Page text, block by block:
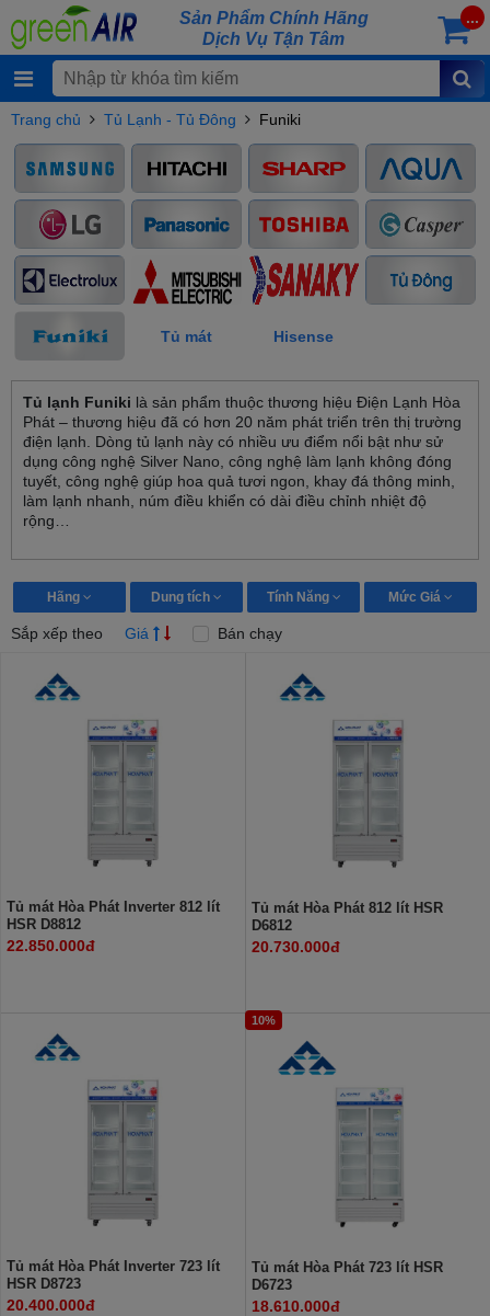
Sản Phẩm Chính Hãng
Dịch Vụ Tận Tâm
...
Trang chủ Tủ Lạnh - Tủ Đông Funiki
Tủ mát Hisense
Tủ lạnh Funiki là sản phẩm thuộc thương hiệu Điện Lạnh Hòa
Phát – thương hiệu đã có hơn 20 năm phát triển trên thị trường
điện lạnh. Dòng tủ lạnh này có nhiều ưu điểm nổi bật như sử
dụng công nghệ Silver Nano, công nghệ làm lạnh không đóng
tuyết, công nghệ giúp hoa quả tươi ngon, khay đá thông minh,
làm lạnh nhanh, núm điều khiển có dài điều chỉnh nhiệt độ
rộng…
Hãng Dung tích Tính Năng Mức Giá
Sắp xếp theo Giá Bán chạy
Tủ mát Hòa Phát Inverter 812 lít
HSR D8812
22.850.000đ
Tủ mát Hòa Phát 812 lít HSR
D6812
20.730.000đ
Tủ mát Hòa Phát Inverter 723 lít
HSR D8723
20.400.000đ
10%
Tủ mát Hòa Phát 723 lít HSR
D6723
18.610.000đ